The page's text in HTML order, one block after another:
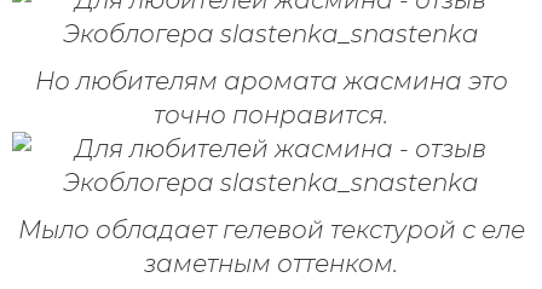
Но любителям аромата жасмина это
точно понравится.
Мыло обладает гелевой текстурой с еле
заметным оттенком.